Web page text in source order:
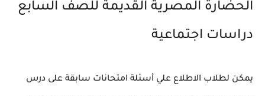
الحضارة المصرية القديمة للصف السابع
دراسات اجتماعية
يمكن لطلاب الاطلاع علي أسئلة امتحانات سابقة على درس